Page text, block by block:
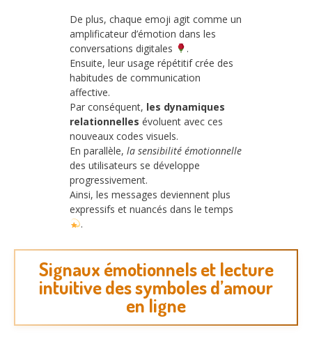
De plus, chaque emoji agit comme un
amplificateur d’émotion dans les
conversations digitales
.
Ensuite, leur usage répétitif crée des
habitudes de communication
affective.
Par conséquent, les dynamiques
relationnelles évoluent avec ces
nouveaux codes visuels.
En parallèle, la sensibilité émotionnelle
des utilisateurs se développe
progressivement.
Ainsi, les messages deviennent plus
expressifs et nuancés dans le temps
.
Signaux émotionnels et lecture
intuitive des symboles d’amour
en ligne